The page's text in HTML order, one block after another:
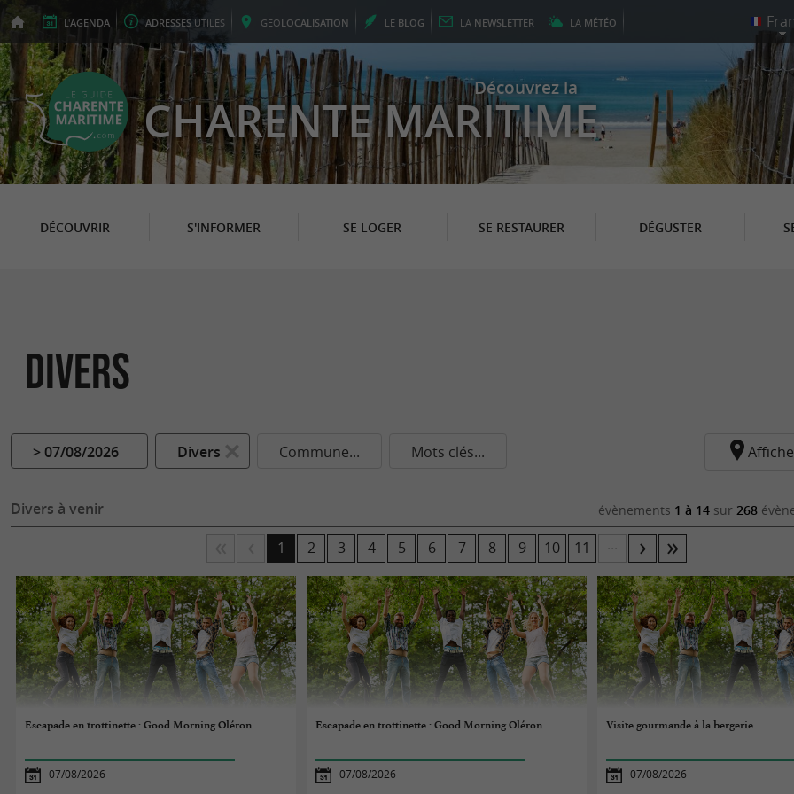
L'AGENDA ADRESSES UTILES GEOLOCALISATION LE BLOG LA NEWSLETTER LA MÉTÉO
Découvrez la
CHARENTE MARITIME
DÉCOUVRIR S'INFORMER SE LOGER SE RESTAURER DÉGUSTER
Divers
> 07/08/2026 Divers Commune... Mots clés...
Divers à venir évènements 1 à 14 sur 268
1 2 3 4 5 6 7 8 9 10 11
Escapade en trottinette : Good Morning Oléron
07/08/2026
Escapade en trottinette : Good Morning Oléron
07/08/2026
Visite gourmande à la bergerie
07/08/2026